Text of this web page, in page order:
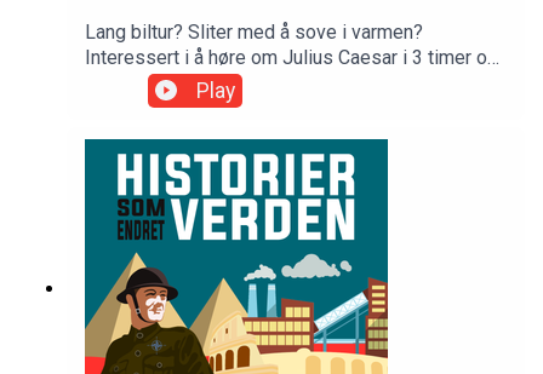
Lang biltur? Sliter med å sove i varmen?
Interessert i å høre om Julius Caesar i 3 timer og
20 minutter? Værsegod! Her har du alle
episodene samlet. Gjest: Olav
CarlssonProgramleder: Christian
KonglundProdusert av Gjenklang Studio
Play